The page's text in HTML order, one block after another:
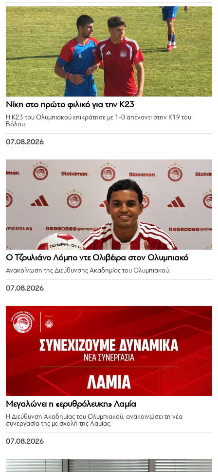
Νίκη στο πρώτο φιλικό για την Κ23
Η Κ23 του Ολυμπιακού επικράτησε με 1-0 απέναντι στην Κ19 του
Βόλου.
07.08.2026
Ο Τζουλιάνο Λόμπο ντε Ολιβέιρα στον Ολυμπιακό
Ανακοίνωση της Διεύθυνσης Ακαδημίας του Ολυμπιακού.
07.08.2026
Μεγαλώνει η «ερυθρόλευκη» Λαμία
Η Διεύθυνση Ακαδημίας του Ολυμπιακού, ανακοινώσει τη νέα
συνεργασία της με σχολή της Λαμίας.
07.08.2026